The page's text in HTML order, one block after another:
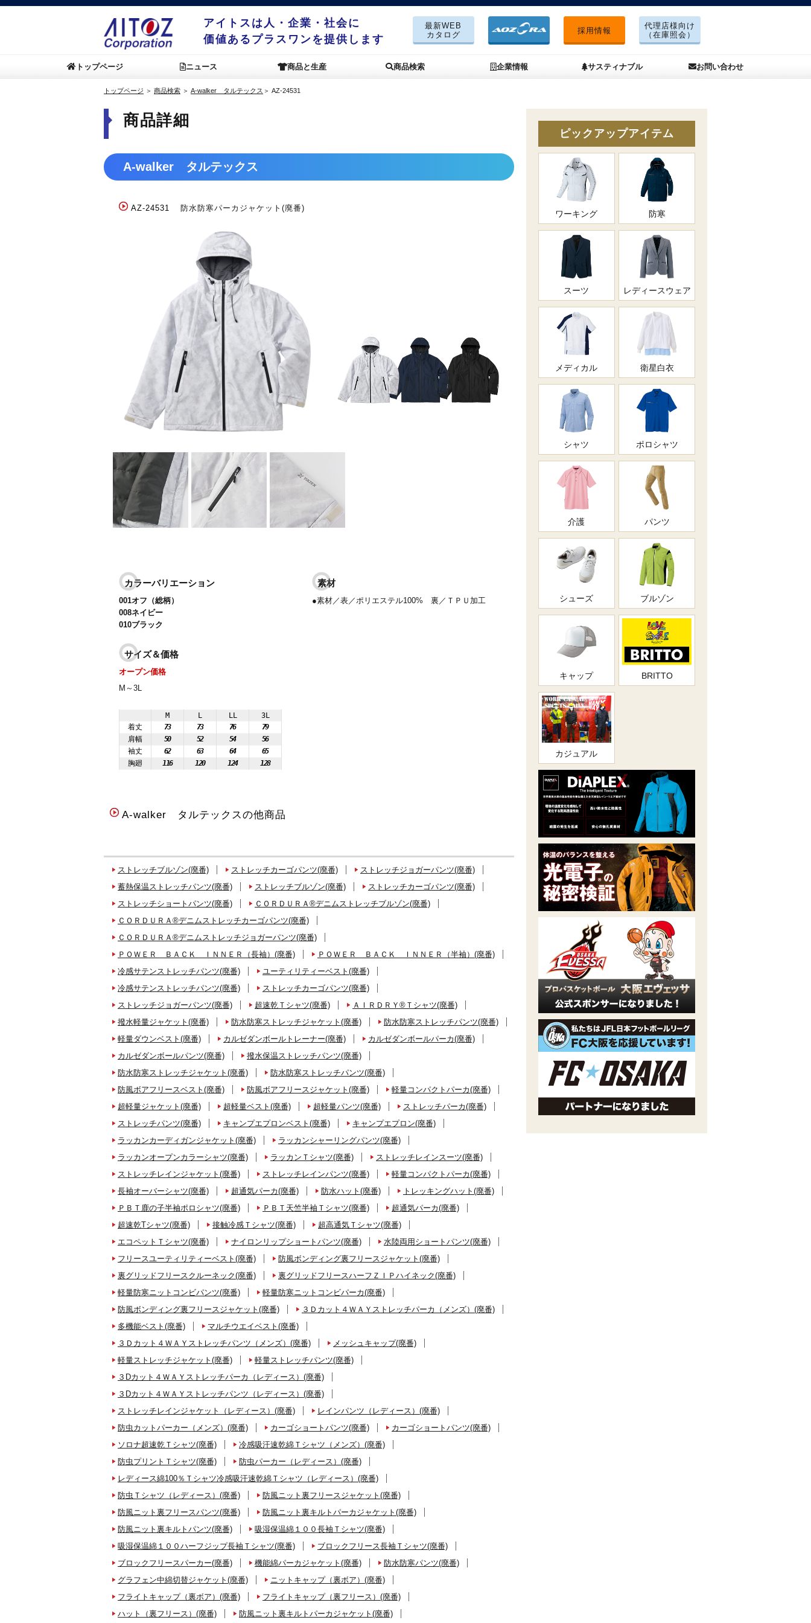
アイトスは人・企業・社会に
価値あるプラスワンを提供します
最新WEB
カタログ
採用情報
代理店様向け
（在庫照会）
トップページ ニュース 商品と生産 商品検索 企業情報 サスティナブル お問い合わせ
トップページ ＞ 商品検索 ＞ A-walker タルテックス ＞ AZ-24531
商品詳細
A-walker タルテックス
AZ-24531 防水防寒パーカジャケット(廃番)
カラーバリエーション
001オフ（総柄）
008ネイビー
010ブラック
素材
●素材／表／ポリエステル100% 裏／ＴＰＵ加工
サイズ＆価格
オープン価格
M～3L
M L LL
3L
着丈
73 73 76
79
肩幅
50 52 54
56
袖丈
62 63 64
65
胸廻
116 120 124 128
A-walker タルテックスの他商品
ストレッチブルゾン(廃番) ストレッチカーゴパンツ(廃番)
ストレッチジョガーパンツ(廃番)
蓄熱保温ストレッチパンツ(廃番)
ストレッチブルゾン(廃番)
ストレッチカーゴパンツ(廃番)
ストレッチショートパンツ(廃番)
ＣＯＲＤＵＲＡ®デニムストレッチブルゾン(廃番)
ＣＯＲＤＵＲＡ®デニムストレッチカーゴパンツ(廃番)
ＣＯＲＤＵＲＡ®デニムストレッチジョガーパンツ(廃番)
ＰＯＷＥＲ ＢＡＣＫ ＩＮＮＥＲ（長袖）(廃番)
ＰＯＷＥＲ ＢＡＣＫ ＩＮＮＥＲ（半袖）(廃番)
冷感サテンストレッチパンツ(廃番)
ユーティリティーベスト(廃番)
冷感サテンストレッチパンツ(廃番)
ストレッチカーゴパンツ(廃番)
ストレッチジョガーパンツ(廃番)
超速乾Ｔシャツ(廃番)
ＡＩＲＤＲＹ®Ｔシャツ(廃番)
撥水軽量ジャケット(廃番)
防水防寒ストレッチジャケット(廃番)
防水防寒ストレッチパンツ(廃番)
軽量ダウンベスト(廃番)
カルゼダンボールトレーナー(廃番)
カルゼダンボールパーカ(廃番)
カルゼダンボールパンツ(廃番)
撥水保温ストレッチパンツ(廃番)
防水防寒ストレッチジャケット(廃番)
防水防寒ストレッチパンツ(廃番)
防風ボアフリースベスト(廃番)
防風ボアフリースジャケット(廃番)
軽量コンパクトパーカ(廃番)
超軽量ジャケット(廃番)
超軽量ベスト(廃番) 超軽量パンツ(廃番)
ストレッチパーカ(廃番)
ストレッチパンツ(廃番)
キャンプエプロンベスト(廃番)
キャンプエプロン(廃番)
ラッカンカーディガンジャケット(廃番)
ラッカンシャーリングパンツ(廃番)
ラッカンオープンカラーシャツ(廃番)
ラッカンＴシャツ(廃番)
ストレッチレインスーツ(廃番)
ストレッチレインジャケット(廃番)
ストレッチレインパンツ(廃番)
軽量コンパクトパーカ(廃番)
長袖オーバーシャツ(廃番)
超通気パーカ(廃番) 防水ハット(廃番)
トレッキングハット(廃番)
ＰＢＴ鹿の子半袖ポロシャツ(廃番)
ＰＢＴ天竺半袖Ｔシャツ(廃番)
超通気パーカ(廃番)
超速乾Tシャツ(廃番)
接触冷感Ｔシャツ(廃番)
超高通気Ｔシャツ(廃番)
エコペットＴシャツ(廃番)
ナイロンリップショートパンツ(廃番)
水陸両用ショートパンツ(廃番)
フリースユーティリティーベスト(廃番)
防風ボンディング裏フリースジャケット(廃番)
裏グリッドフリースクルーネック(廃番)
裏グリッドフリースハーフＺＩＰハイネック(廃番)
軽量防寒ニットコンビパンツ(廃番)
軽量防寒ニットコンビパーカ(廃番)
防風ボンディング裏フリースジャケット(廃番)
３Ｄカット４ＷＡＹストレッチパーカ（メンズ）(廃番)
多機能ベスト(廃番)
マルチウエイベスト(廃番)
３Ｄカット４ＷＡＹストレッチパンツ（メンズ）(廃番)
メッシュキャップ(廃番)
軽量ストレッチジャケット(廃番)
軽量ストレッチパンツ(廃番)
３Dカット４ＷＡＹストレッチパーカ（レディース）(廃番)
３Dカット４ＷＡＹストレッチパンツ（レディース）(廃番)
ストレッチレインジャケット（レディース）(廃番)
レインパンツ（レディース）(廃番)
防虫カットパーカー（メンズ）(廃番)
カーゴショートパンツ(廃番)
カーゴショートパンツ(廃番)
ソロナ超速乾Ｔシャツ(廃番)
冷感吸汗速乾綿Ｔシャツ（メンズ）(廃番)
防虫プリントＴシャツ(廃番)
防虫パーカー（レディース）(廃番)
レディース綿100％Ｔシャツ冷感吸汗速乾綿Ｔシャツ（レディース）(廃番)
防虫Ｔシャツ（レディース）(廃番)
防風ニット裏フリースジャケット(廃番)
防風ニット裏フリースパンツ(廃番)
防風ニット裏キルトパーカジャケット(廃番)
防風ニット裏キルトパンツ(廃番)
吸湿保温綿１００長袖Ｔシャツ(廃番)
吸湿保温綿１００ハーフジップ長袖Ｔシャツ(廃番)
ブロックフリース長袖Ｔシャツ(廃番)
ブロックフリースパーカー(廃番)
機能綿パーカジャケット(廃番)
防水防寒パンツ(廃番)
グラフェン中綿切替ジャケット(廃番)
ニットキャップ（裏ボア）(廃番)
フライトキャップ（裏ボア）(廃番)
フライトキャップ（裏フリース）(廃番)
ハット（裏フリース）(廃番)
防風ニット裏キルトパーカジャケット(廃番)
ピックアップアイテム
ワーキング 防寒
スーツ レディースウェア
メディカル 衛星白衣
シャツ ポロシャツ
介護 パンツ
シューズ ブルゾン
キャップ BRITTO
カジュアル